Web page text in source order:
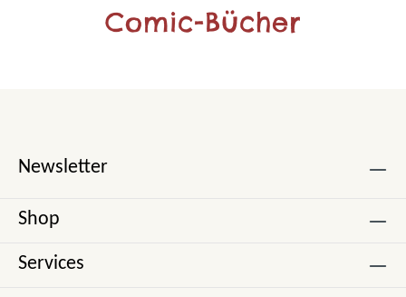
Comic-Bücher
Newsletter
Shop
Services